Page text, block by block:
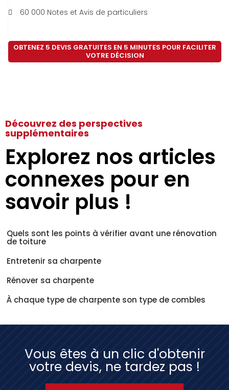
60 000 Notes et Avis de particuliers
OBTENEZ 5 DEVIS GRATUITES EN 5 MINUTES POUR FACILITER
VOTRE DÉCISION
Découvrez des perspectives
supplémentaires
Explorez nos articles
connexes pour en
savoir plus !
Quels sont les points à vérifier avant une rénovation
de toiture
Entretenir sa charpente
Rénover sa charpente
À chaque type de charpente son type de combles
Vous êtes à un clic d'obtenir
votre devis, ne tardez pas !